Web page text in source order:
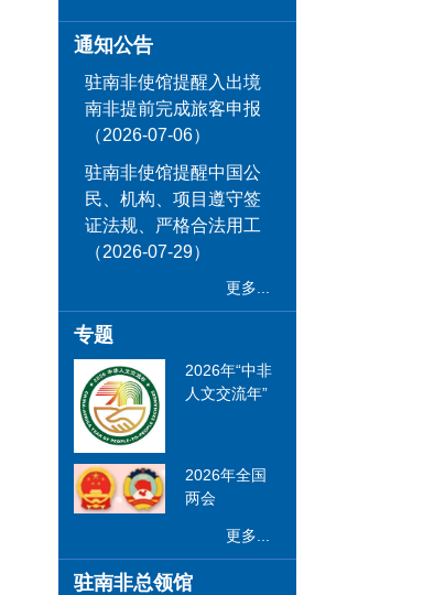
通知公告
驻南非使馆提醒入出境
南非提前完成旅客申报
（2026-07-06）
驻南非使馆提醒中国公
民、机构、项目遵守签
证法规、严格合法用工
（2026-07-29）
更多...
专题
2026年“中非
人文交流年”
2026年全国
两会
更多...
驻南非总领馆